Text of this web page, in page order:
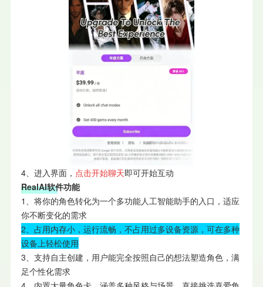
4、进入界面， 点击开始聊天即可开始互动
RealAI软件功能
1、将你的角色转化为一个多功能人工智能助手的入口，适应
你不断变化的需求
2、占用内存小，运行流畅，不占用过多设备资源，可在多种
设备上轻松使用
3、支持自主创建，用户能完全按照自己的想法塑造角色，满
足个性化需求